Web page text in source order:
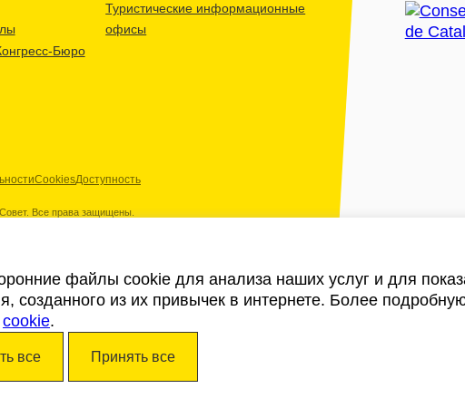
Бюро
Туристические информационные
офисы
CookiesДоступность
Все права защищены.
файлы cookie для анализа наших услуг и для
созданного из их привычек в интернете. Более
cookie.
все Принять все